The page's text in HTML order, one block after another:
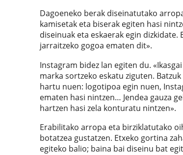
Dagoeneko berak diseinatutako
kamisetak eta biserak egiten hasi
diseinuak eta eskaerak egin dizkidate.
jarraitzeko gogoa ematen dit».
Instagram bidez lan egiten du.
marka sortzeko eskatu ziguten.
hartu nuen: logotipoa egin nuen,
ematen hasi nintzen… Jendea gauza
hartzen hasi zela konturatu nintzen».
Erabilitako arropa eta birziklatutako
botatzea gustatzen. Etxeko gortina
egiteko balio; baina bai diseinu bat